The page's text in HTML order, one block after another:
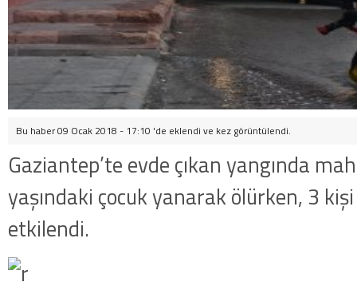
Bu haber 09 Ocak 2018 - 17:10 'de eklendi ve kez görüntülendi.
Gaziantep’te evde çıkan yangında
yaşındaki çocuk yanarak ölürken, 3
etkilendi.